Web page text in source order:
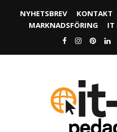
NYHETSBREV KONTAKT
MARKNADSFÖRING
IT